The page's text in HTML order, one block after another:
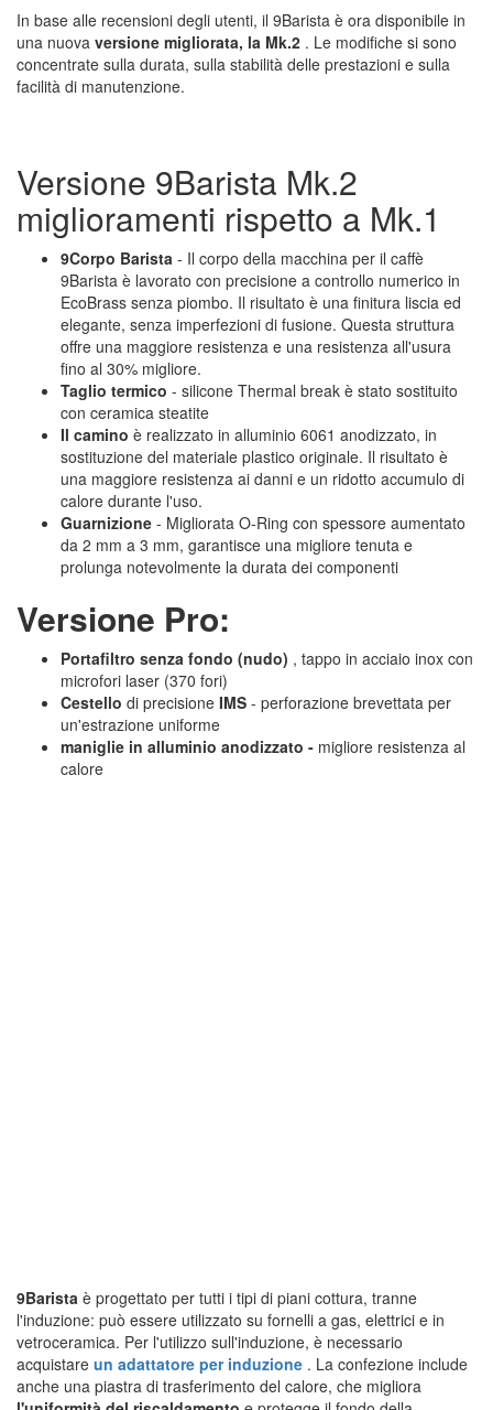
In base alle recensioni degli utenti, il 9Barista è ora disponibile in
una nuova versione migliorata, la Mk.2 . Le modifiche si sono
concentrate sulla durata, sulla stabilità delle prestazioni e sulla
facilità di manutenzione.
Versione 9Barista Mk.2
miglioramenti rispetto a Mk.1
9Corpo Barista - Il corpo della macchina per il caffè
9Barista è lavorato con precisione a controllo numerico in
EcoBrass senza piombo. Il risultato è una finitura liscia ed
elegante, senza imperfezioni di fusione. Questa struttura
offre una maggiore resistenza e una resistenza all'usura
fino al 30% migliore.
Taglio termico - silicone Thermal break è stato sostituito
con ceramica steatite
Il camino è realizzato in alluminio 6061 anodizzato, in
sostituzione del materiale plastico originale. Il risultato è
una maggiore resistenza ai danni e un ridotto accumulo di
calore durante l'uso.
Guarnizione - Migliorata O-Ring con spessore aumentato
da 2 mm a 3 mm, garantisce una migliore tenuta e
prolunga notevolmente la durata dei componenti
Versione Pro:
Portafiltro senza fondo (nudo) , tappo in acciaio inox con
microfori laser (370 fori)
Cestello di precisione IMS - perforazione brevettata per
un'estrazione uniforme
maniglie in alluminio anodizzato - migliore resistenza al
calore
9Barista è progettato per tutti i tipi di piani cottura, tranne
l'induzione: può essere utilizzato su fornelli a gas, elettrici e in
vetroceramica. Per l'utilizzo sull'induzione, è necessario
acquistare un adattatore per induzione . La confezione include
anche una piastra di trasferimento del calore, che migliora